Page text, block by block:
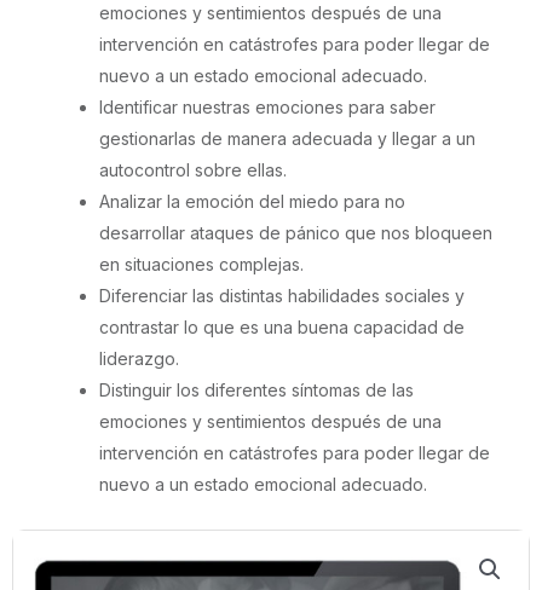
emociones y sentimientos después de una
intervención en catástrofes para poder llegar de
nuevo a un estado emocional adecuado.
Identificar nuestras emociones para saber
gestionarlas de manera adecuada y llegar a un
autocontrol sobre ellas.
Analizar la emoción del miedo para no
desarrollar ataques de pánico que nos bloqueen
en situaciones complejas.
Diferenciar las distintas habilidades sociales y
contrastar lo que es una buena capacidad de
liderazgo.
Distinguir los diferentes síntomas de las
emociones y sentimientos después de una
intervención en catástrofes para poder llegar de
nuevo a un estado emocional adecuado.